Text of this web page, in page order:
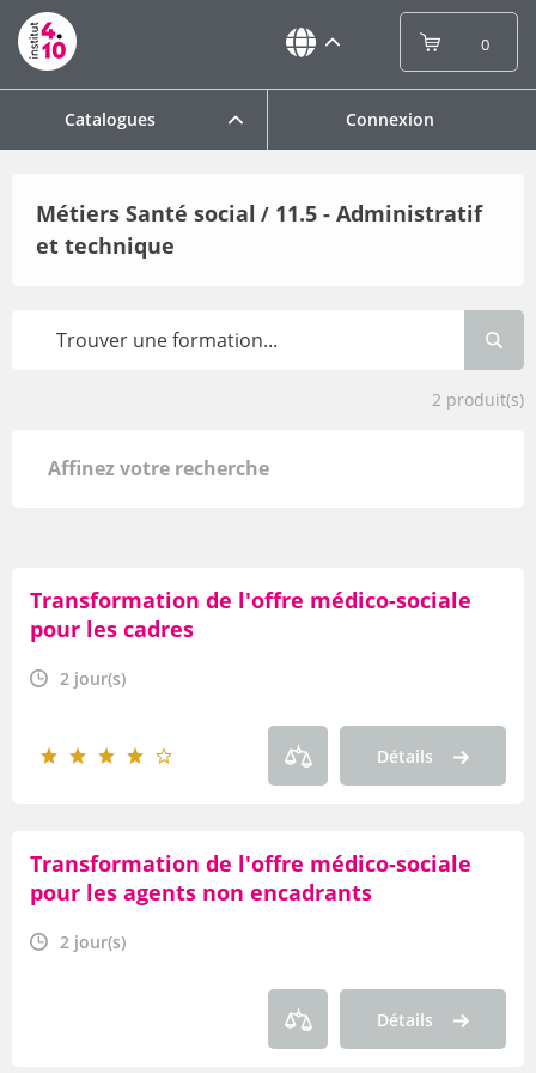
Catalogues Connexion
0
Métiers Santé social / 11.5 - Administratif
et technique
2 produit(s)
Affinez votre recherche
Par thème
Par type de produit
Par modalité
Transformation de l'offre médico-sociale
pour les cadres
2 jour(s)
Détails
Transformation de l'offre médico-sociale
pour les agents non encadrants
2 jour(s)
Détails